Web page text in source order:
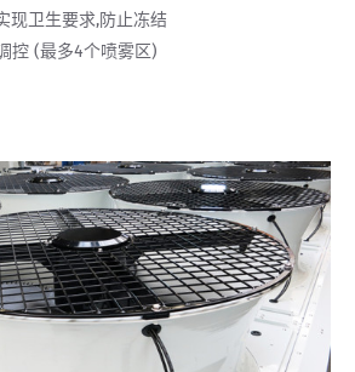
现卫生要求,防止冻结
控 (最多4个喷雾区)